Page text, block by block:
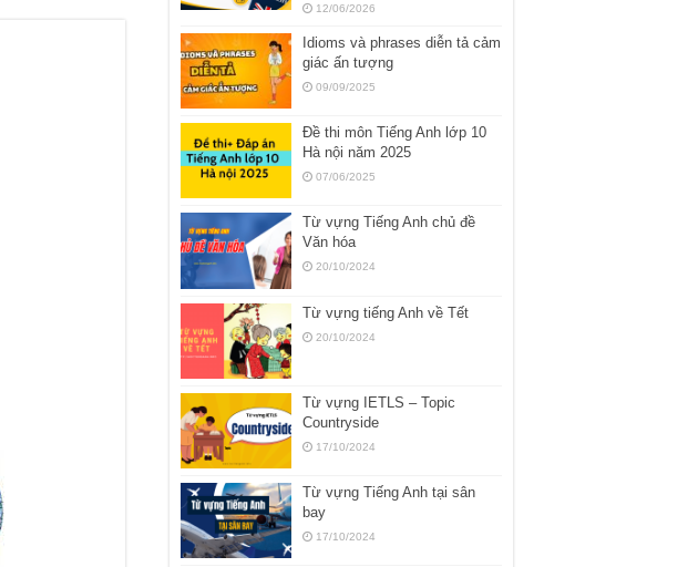
12/06/2026
Idioms và phrases diễn tả cảm
giác ấn tượng
09/09/2025
Đề thi môn Tiếng Anh lớp 10
Hà nội năm 2025
07/06/2025
Từ vựng Tiếng Anh chủ đề
Văn hóa
20/10/2024
Từ vựng tiếng Anh về Tết
20/10/2024
Từ vựng IETLS – Topic
Countryside
17/10/2024
Từ vựng Tiếng Anh tại sân
bay
17/10/2024